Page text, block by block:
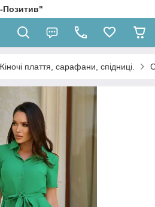
Позитив"
плаття, сарафани, спідниці.